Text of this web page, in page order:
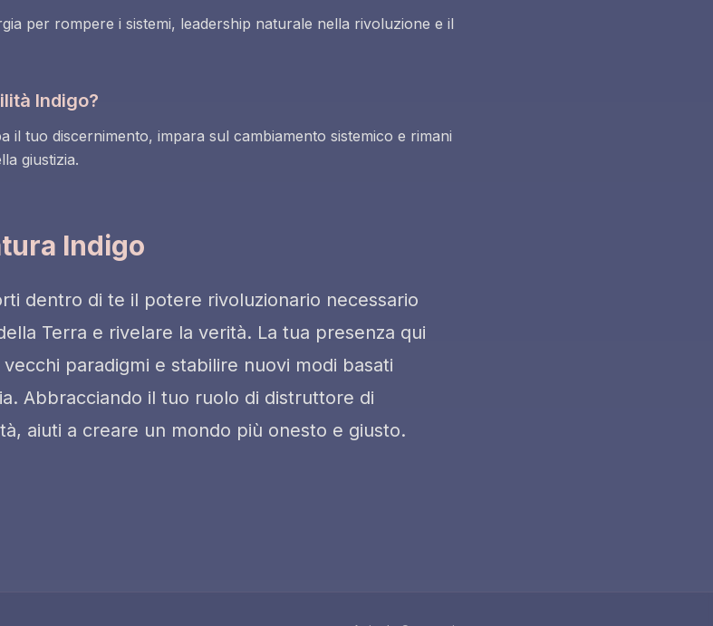
per rompere i sistemi, leadership naturale nella rivoluzione e il
Indigo?
il tuo discernimento, impara sul cambiamento sistemico e rimani
giustizia.
Indigo
dentro di te il potere rivoluzionario necessario
Terra e rivelare la verità. La tua presenza qui
paradigmi e stabilire nuovi modi basati
Abbracciando il tuo ruolo di distruttore di
aiuti a creare un mondo più onesto e giusto.